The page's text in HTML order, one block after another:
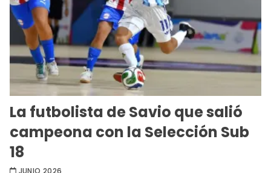
La futbolista de Savio que salió
campeona con la Selección Sub
18
JUNIO 2026